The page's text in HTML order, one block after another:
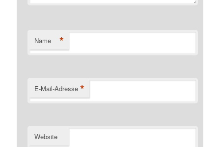
Name *
E-Mail-Adresse *
Website